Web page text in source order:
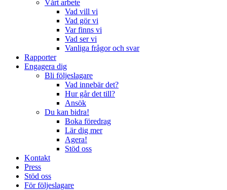
Vårt arbete
Vad vill vi
Vad gör vi
Var finns vi
Vad ser vi
Vanliga frågor och svar
Rapporter
Engagera dig
Bli följeslagare
Vad innebär det?
Hur går det till?
Ansök
Du kan bidra!
Boka föredrag
Lär dig mer
Agera!
Stöd oss
Kontakt
Press
Stöd oss
För följeslagare